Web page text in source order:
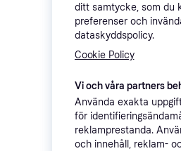
ditt samtycke, som du
preferenser och
dataskyddspolicy.
Cookie Policy
Vi och våra partners
Använda exakta
för
reklamprestanda.
och innehåll, reklam-